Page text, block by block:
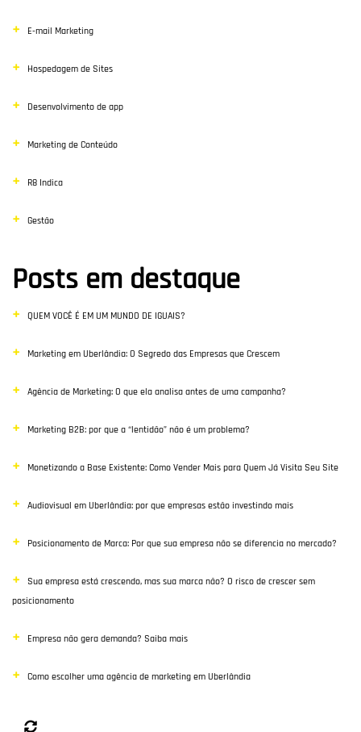
E-mail Marketing
Hospedagem de Sites
Desenvolvimento de app
Marketing de Conteúdo
R8 Indica
Gestão
Posts em destaque
QUEM VOCÊ É EM UM MUNDO DE IGUAIS?
Marketing em Uberlândia: O Segredo das Empresas que Crescem
Agência de Marketing: O que ela analisa antes de uma campanha?
Marketing B2B: por que a “lentidão” não é um problema?
Monetizando a Base Existente: Como Vender Mais para Quem Já Visita Seu Site
Audiovisual em Uberlândia: por que empresas estão investindo mais
Posicionamento de Marca: Por que sua empresa não se diferencia no mercado?
Sua empresa está crescendo, mas sua marca não? O risco de crescer sem
posicionamento
Empresa não gera demanda? Saiba mais
Como escolher uma agência de marketing em Uberlândia